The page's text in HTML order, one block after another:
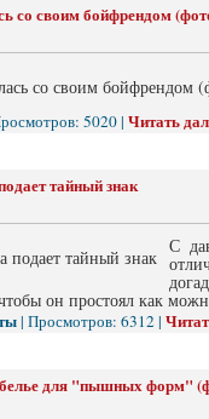
со своим бойфрендом
5020 | Читать
тайный знак
С
он простоял как
| Просмотров: 6312 |
для "пышных форм"